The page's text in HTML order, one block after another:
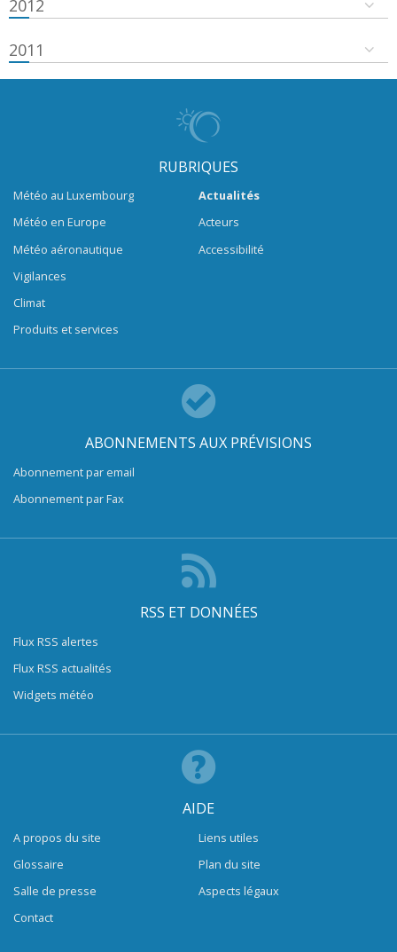
2012
2011
RUBRIQUES
Météo au Luxembourg
Météo en Europe
Météo aéronautique
Vigilances
Climat
Produits et services
Actualités
Acteurs
Accessibilité
ABONNEMENTS AUX PRÉVISIONS
Abonnement par email
Abonnement par Fax
RSS ET DONNÉES
Flux RSS alertes
Flux RSS actualités
Widgets météo
AIDE
A propos du site
Glossaire
Salle de presse
Contact
Liens utiles
Plan du site
Aspects légaux